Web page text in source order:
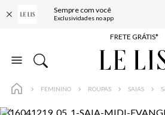
Sempre com você
Exclusividades no appENTREGA EXPRESSA*
FRETE GRÁTIS*
BAIXE O APP
FEMININO ROUPAS SAIAS